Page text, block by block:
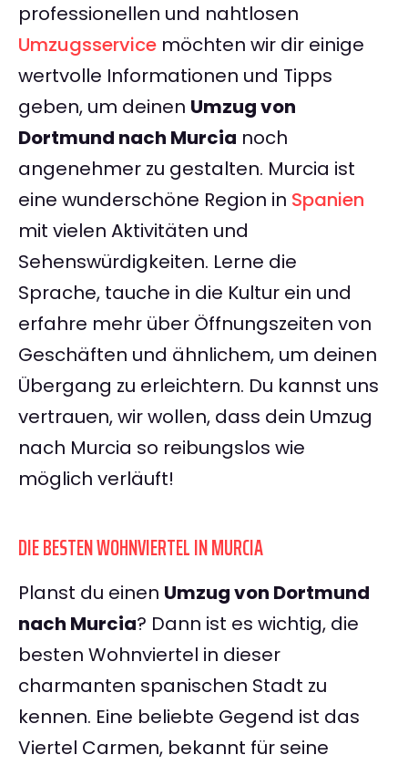
professionellen und nahtlosen
Umzugsservice möchten wir dir einige
wertvolle Informationen und Tipps
geben, um deinen Umzug von
Dortmund nach Murcia noch
angenehmer zu gestalten. Murcia ist
eine wunderschöne Region in Spanien
mit vielen Aktivitäten und
Sehenswürdigkeiten. Lerne die
Sprache, tauche in die Kultur ein und
erfahre mehr über Öffnungszeiten von
Geschäften und ähnlichem, um deinen
Übergang zu erleichtern. Du kannst uns
vertrauen, wir wollen, dass dein Umzug
nach Murcia so reibungslos wie
möglich verläuft!
DIE BESTEN WOHNVIERTEL IN MURCIA
Planst du einen Umzug von Dortmund
nach Murcia? Dann ist es wichtig, die
besten Wohnviertel in dieser
charmanten spanischen Stadt zu
kennen. Eine beliebte Gegend ist das
Viertel Carmen, bekannt für seine